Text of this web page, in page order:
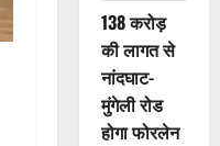
138 करोड़
की लागत से
नांदघाट-
मुंगेली रोड
होगा फोरलेन